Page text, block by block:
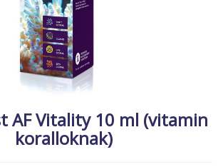
AF Vitality 10 ml (vitamin
koralloknak)